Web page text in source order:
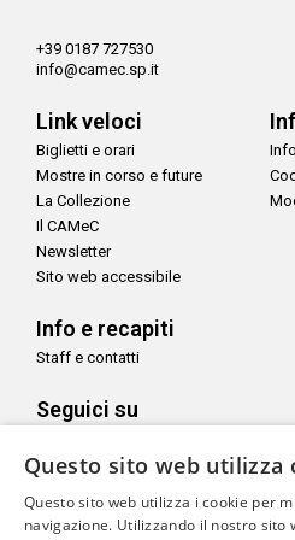
+39 0187 727530
info@camec.sp.it
Link veloci
Biglietti e orari
Mostre in corso e future
La Collezione
Il CAMeC
Newsletter
Sito web accessibile
Info e recapiti
Staff e contatti
Seguici su
Con il
Questo sito web utilizza
Questo sito web utilizza i cookie per
navigazione. Utilizzando il nostro sito